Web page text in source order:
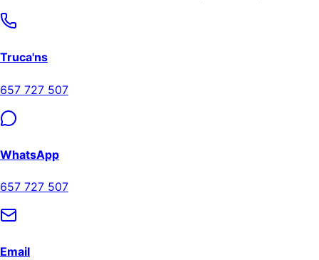
Truca'ns
657 727 507
WhatsApp
657 727 507
Email